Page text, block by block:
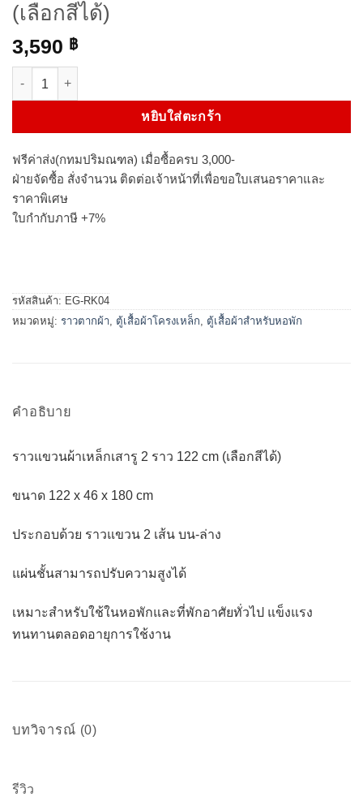
(เลือกสีได้)
3,590 ฿
หยิบใส่ตะกร้า
ฟรีค่าส่ง(กทมปริมณฑล) เมื่อซื้อครบ 3,000-
ฝ่ายจัดซื้อ สั่งจำนวน ติดต่อเจ้าหน้าที่เพื่อขอใบเสนอราคาและ
ราคาพิเศษ
ใบกำกับภาษี +7%
รหัสสินค้า: EG-RK04
หมวดหมู่: ราวตากผ้า, ตู้เสื้อผ้าโครงเหล็ก, ตู้เสื้อผ้าสำหรับหอพัก
คำอธิบาย
ราวแขวนผ้าเหล็กเสารู 2 ราว 122 cm (เลือกสีได้)
ขนาด 122 x 46 x 180 cm
ประกอบด้วย ราวแขวน 2 เส้น บน-ล่าง
แผ่นชั้นสามารถปรับความสูงได้
เหมาะสำหรับใช้ในหอพักและที่พักอาศัยทั่วไป แข็งแรง
ทนทานตลอดอายุการใช้งาน
บทวิจารณ์ (0)
รีวิว